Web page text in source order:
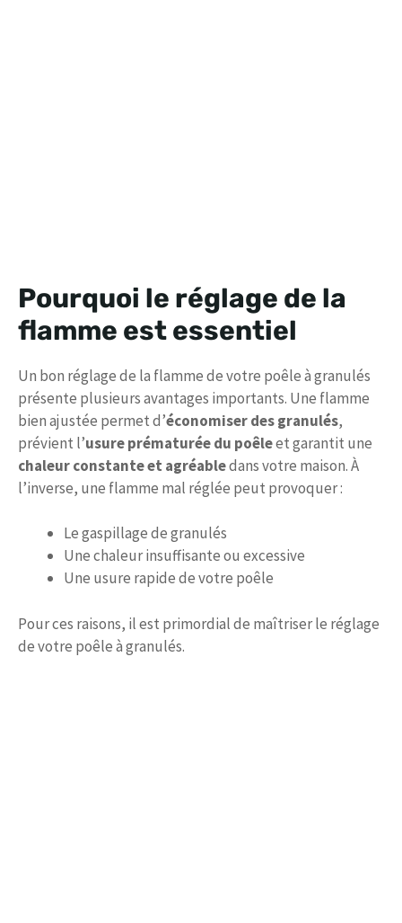
Pourquoi le réglage de la
flamme est essentiel
Un bon réglage de la flamme de votre poêle à granulés
présente plusieurs avantages importants. Une flamme
bien ajustée permet d’économiser des granulés,
prévient l’usure prématurée du poêleet garantit une
chaleur constante et agréabledans votre maison. À
l’inverse, une flamme mal réglée peut provoquer :
Le gaspillage de granulés
Une chaleur insuffisante ou excessive
Une usure rapide de votre poêle
Pour ces raisons, il est primordial de maîtriser le réglage
de votre poêle à granulés.